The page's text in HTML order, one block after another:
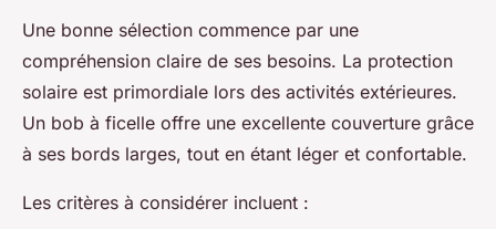
Une bonne sélection commence par une
compréhension claire de ses besoins. La protection
solaire est primordiale lors des activités extérieures.
Un bob à ficelle offre une excellente couverture grâce
à ses bords larges, tout en étant léger et confortable.
Les critères à considérer incluent :